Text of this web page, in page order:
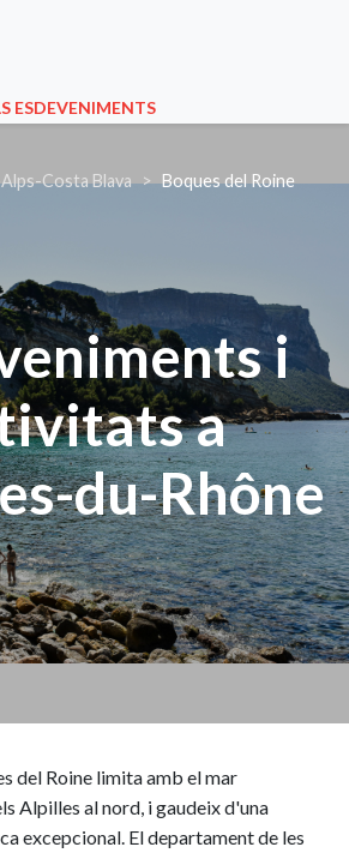
ESDEVENIMENTS
Costa Blava Boques del Roine
i
a
du-Rhône
del Roine limita amb el mar
Alpilles al nord, i gaudeix d'una
excepcional. El departament de les